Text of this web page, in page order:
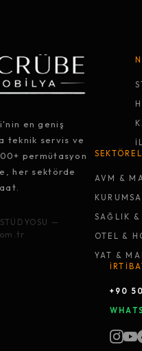
en geniş
teknik servis ve
permütasyon
her sektörde
—
AVM &
SAĞLIK
OTEL &
YAT &
+90